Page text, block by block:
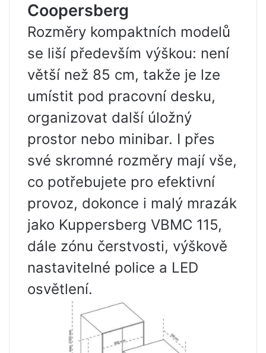
Coopersberg
Rozměry kompaktních modelů
se liší především výškou: není
větší než 85 cm, takže je lze
umístit pod pracovní desku,
organizovat další úložný
prostor nebo minibar. I přes
své skromné ​​rozměry mají vše,
co potřebujete pro efektivní
provoz, dokonce i malý mrazák
jako Kuppersberg VBMC 115,
dále zónu čerstvosti, výškově
nastavitelné police a LED
osvětlení.